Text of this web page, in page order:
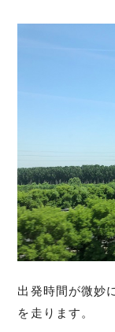
出発時間が微妙
を走ります。